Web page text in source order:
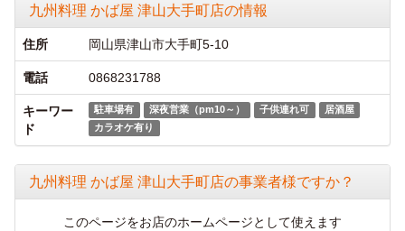
九州料理 かば屋 津山大手町店の情報
住所 岡山県津山市大手町5-10
電話 0868231788
キーワー
ド
駐車場有 深夜営業（pm10～） 子供連れ可
居酒屋
カラオケ有り
九州料理 かば屋 津山大手町店の事業者様ですか？
このページをお店のホームページとして使えます